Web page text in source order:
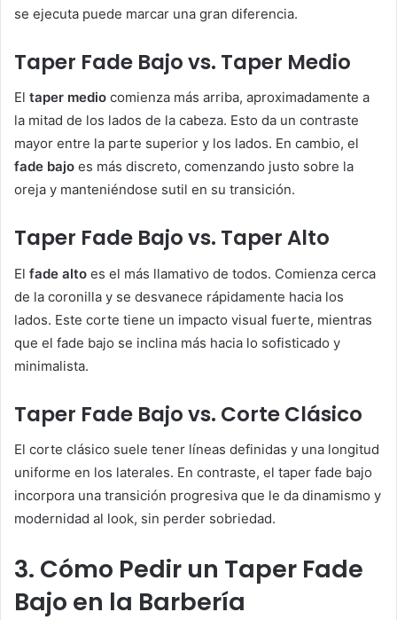
se ejecuta puede marcar una gran diferencia.
Taper Fade Bajo vs. Taper Medio
El taper medio comienza más arriba, aproximadamente a
la mitad de los lados de la cabeza. Esto da un contraste
mayor entre la parte superior y los lados. En cambio, el
fade bajo es más discreto, comenzando justo sobre la
oreja y manteniéndose sutil en su transición.
Taper Fade Bajo vs. Taper Alto
El fade alto es el más llamativo de todos. Comienza cerca
de la coronilla y se desvanece rápidamente hacia los
lados. Este corte tiene un impacto visual fuerte, mientras
que el fade bajo se inclina más hacia lo sofisticado y
minimalista.
Taper Fade Bajo vs. Corte Clásico
El corte clásico suele tener líneas definidas y una longitud
uniforme en los laterales. En contraste, el taper fade bajo
incorpora una transición progresiva que le da dinamismo y
modernidad al look, sin perder sobriedad.
3. Cómo Pedir un Taper Fade
Bajo en la Barbería